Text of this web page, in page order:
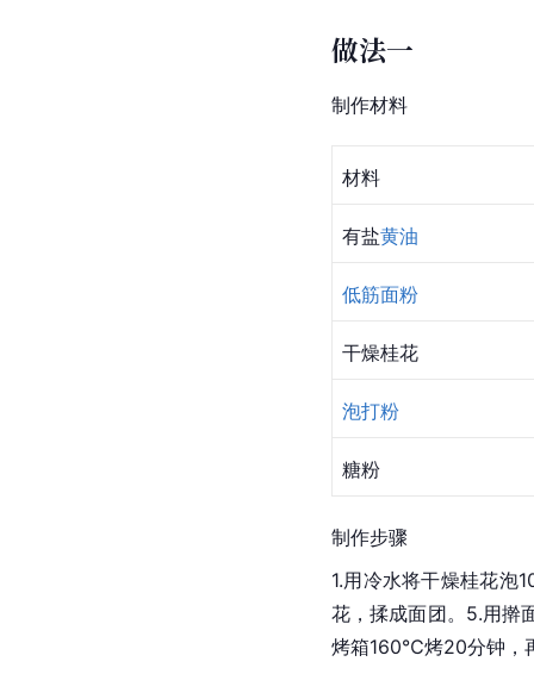
做法一
制作材料
材料
有盐黄油
低筋面粉
干燥桂花
泡打粉
糖粉
制作步骤
1.用冷水将干燥桂花泡
花，揉成面团。5.用擀
烤箱160℃烤20分钟，